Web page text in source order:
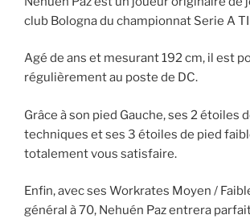
club Bologna du championnat Serie A
Agé de ans et mesurant 192 cm, il est
régulièrement au poste de DC.
Grâce à son pied Gauche, ses 2 étoiles
techniques et ses 3 étoiles de pied
totalement vous satisfaire.
Enfin, avec ses Workrates Moyen /
général à 70, Nehuén Paz entrera